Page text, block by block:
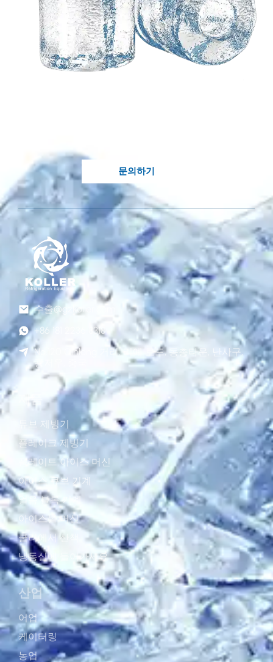
귀하의 아이디어를 기반
문의하기
수출@gzkoller.com
+86 181 2236 8318
No.120 Qinlong 거리, 리예 로드, 동총타운, 난사구,
광저우, 중국
제품
튜브 제빙기
플레이크 제빙기
플레이트 아이스 머신
아이스 큐브 기계
얼음 블록 기계
아이스볼 머신
쿨러에서 산책
냉동실에 들어가세요
산업
어업
케이터링
농업